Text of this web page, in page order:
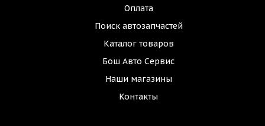
Оплата
Поиск автозапчастей
Каталог товаров
Бош Авто Сервис
Наши магазины
Контакты